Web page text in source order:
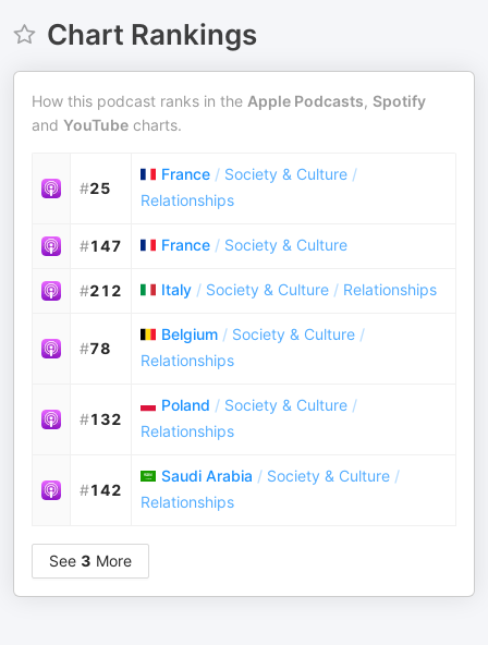
Chart Rankings
How this podcast ranks in the Apple Podcasts, Spotify
and YouTube charts.
#25
France / Society & Culture /
Relationships
#147 France / Society & Culture
#212 Italy / Society & Culture / Relationships
#78
Belgium / Society & Culture /
Relationships
#132
Poland / Society & Culture /
Relationships
#142
Saudi Arabia / Society & Culture /
Relationships
See 3 More